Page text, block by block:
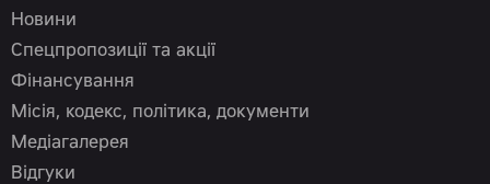
Новини
Спецпропозиції та акції
Фінансування
Місія, кодекс, політика, документи
Медіагалерея
Відгуки